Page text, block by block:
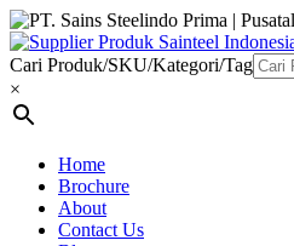
Cari Produk/SKU/Kategori/Tag
×
Home
Brochure
About
Contact Us